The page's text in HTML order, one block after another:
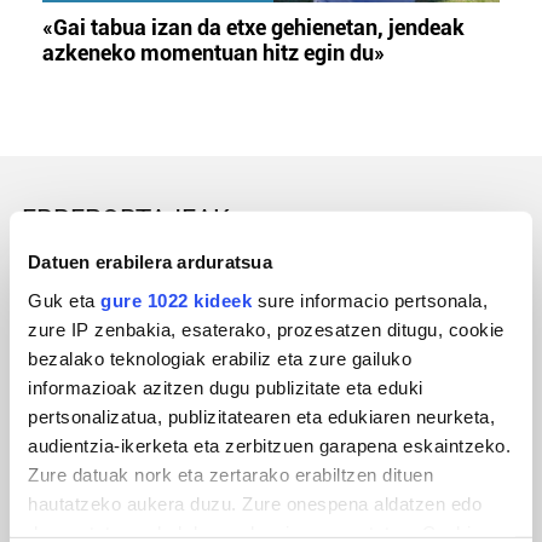
Datuen erabilera arduratsua
Guk eta gure 1022 kideek sure informacio pertsonala,
zure IP zenbakia, esaterako, prozesatzen ditugu, cookie
bezalako teknologiak erabiliz eta zure gailuko
informazioak azitzen dugu publizitate eta eduki
pertsonalizatua, publizitatearen eta edukiaren neurketa,
audientzia-ikerketa eta zerbitzuen garapena eskaintzeko.
Zure datuak nork eta zertarako erabiltzen dituen
hautatzeko aukera duzu. Zure onespena aldatzen edo
«Gai tabua izan da etxe gehienetan, jendeak
azkeneko momentuan hitz egin du»
ERREPORTAJEAK
URBIAKO FESTA